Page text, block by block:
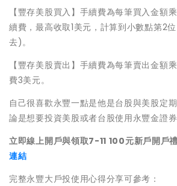
【豐存美股買入】手續費為每筆買入金額
續費，最高收取1美元，計算到小數點第2
去)。
【豐存美股賣出】手續費為每筆賣出金額
費3美元。
自己很喜歡永豐一點是他是台股與美股定
論是想要投資美股或者台股使用永豐金證券
立即線上開戶與領取7-11 100元新戶開戶
連結
完整永豐大戶投使用心得分享可參考：